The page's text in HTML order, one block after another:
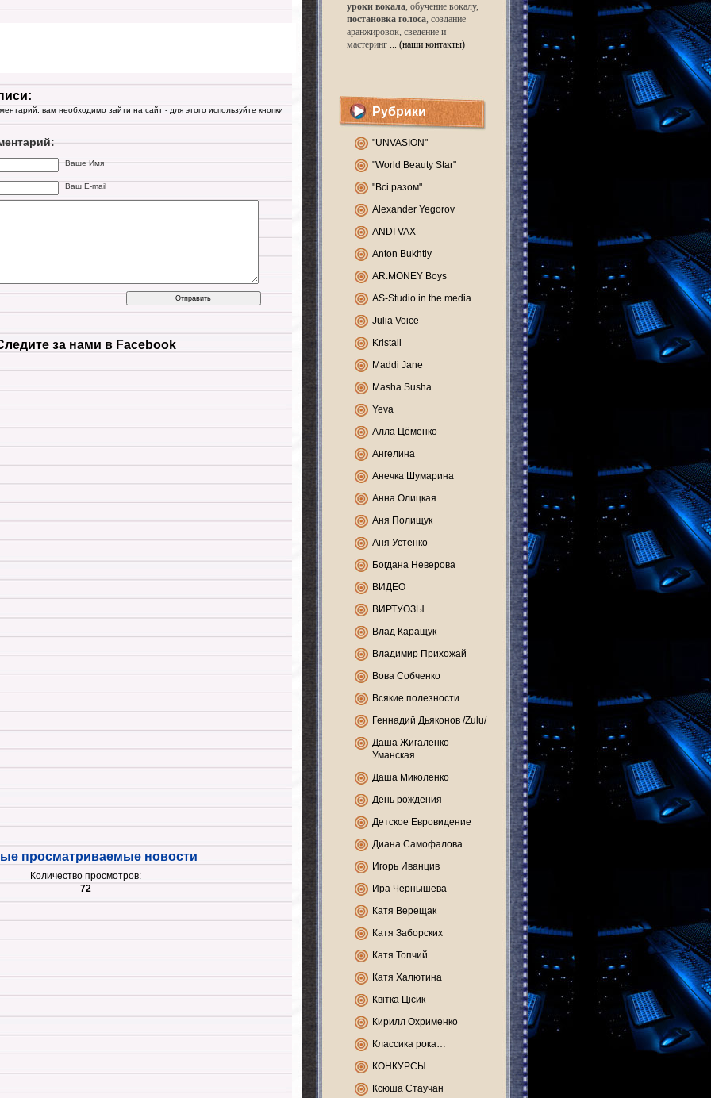
вам необходимо зайти на сайт - для этого используйте кнопки
Ваше Имя
Ваш E-mail
за нами в Facebook
просматриваемые новости
Количество просмотров:
72
уроки вокала, обучение вокалу,
постановка голоса, создание
аранжировок, сведение и
мастеринг ... (наши контакты)
Рубрики
"UNVASION"
"World Beauty Star"
"Всі разом"
Alexander Yegorov
ANDI VAX
Anton Bukhtiy
AR.MONEY Boys
AS-Studio in the media
Julia Voice
Kristall
Maddi Jane
Masha Susha
Yeva
Алла Цёменко
Ангелина
Анечка Шумарина
Анна Олицкая
Аня Полищук
Аня Устенко
Богдана Неверова
ВИДЕО
ВИРТУОЗЫ
Влад Каращук
Владимир Прихожай
Вова Собченко
Всякие полезности.
Геннадий Дьяконов /Zulu/
Даша Жигаленко-
Уманская
Даша Миколенко
День рождения
Детское Евровидение
Диана Самофалова
Игорь Иванцив
Ира Чернышева
Катя Верещак
Катя Заборских
Катя Топчий
Катя Халютина
Квітка Цісик
Кирилл Охрименко
Классика рока…
КОНКУРСЫ
Ксюша Стаучан